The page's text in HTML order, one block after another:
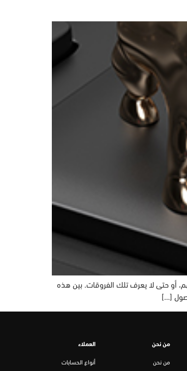
أو حتى لا يعرف تلك الفروقات. بين هذه
من نحن
من نحن
العملاء
أنواع الحسابات